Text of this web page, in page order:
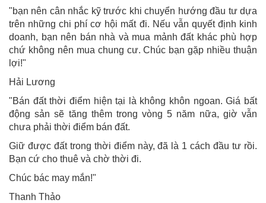
"bạn nên cân nhắc kỹ trước khi chuyển hướng đầu tư dựa
trên những chi phí cơ hội mất đi. Nếu vẫn quyết định kinh
doanh, bạn nên bán nhà và mua mảnh đất khác phù hợp
chứ không nên mua chung cư. Chúc bạn gặp nhiều thuận
lợi!"
Hải Lương
"Bán đất thời điểm hiện tại là không khôn ngoan. Giá bất
động sản sẽ tăng thêm trong vòng 5 năm nữa, giờ vẫn
chưa phải thời điểm bán đất.
Giữ được đất trong thời điểm này, đã là 1 cách đầu tư rồi.
Bạn cứ cho thuê và chờ thời đi.
Chúc bác may mắn!"
Thanh Thảo